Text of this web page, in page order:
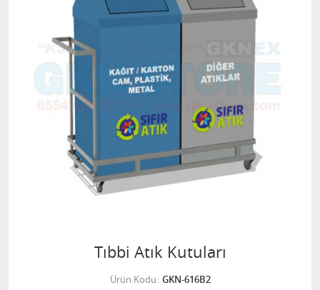
Tıbbi Atık Kutuları
Ürün Kodu GKN-616B2